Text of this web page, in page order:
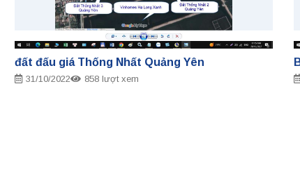
đất đấu giá Thống Nhất Quảng Yên
31/10/2022 858 lượt xem